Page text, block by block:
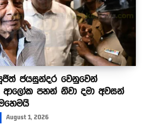
ජයසුන්දර වෙනුවෙන්
පහන් නිවා දමා අවසන්
August 1, 2026